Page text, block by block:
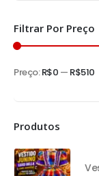
Filtrar Por Preço
Preço:R$0 — R$510
Produtos